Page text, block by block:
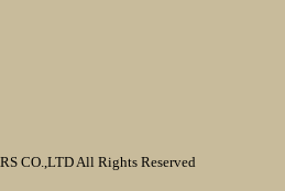
CO.,LTD All Rights Reserved